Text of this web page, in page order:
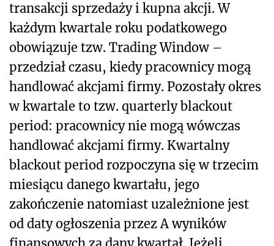
transakcji sprzedaży i kupna akcji. W
każdym kwartale roku podatkowego
obowiązuje tzw. Trading Window –
przedział czasu, kiedy pracownicy mogą
handlować akcjami firmy. Pozostały okres
w kwartale to tzw. quarterly blackout
period: pracownicy nie mogą wówczas
handlować akcjami firmy. Kwartalny
blackout period rozpoczyna się w trzecim
miesiącu danego kwartału, jego
zakończenie natomiast uzależnione jest
od daty ogłoszenia przez A wyników